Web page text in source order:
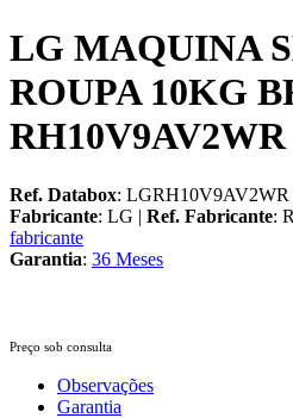
LG MAQUINA
ROUPA 10KG
RH10V9AV2WR
Ref. Databox: LGRH10V9AV2WR
Fabricante: LG | Ref. Fabricante:
fabricante
Garantia: 36 Meses
Preço sob consulta
Observações
Garantia